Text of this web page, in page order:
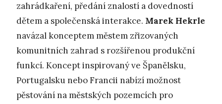
zahrádkaření, předání znalostí a dovedností
dětem a společenská interakce. Marek Hekrle
navázal konceptem městem zřizovaných
komunitních zahrad s rozšířenou produkční
funkcí. Koncept inspirovaný ve Španělsku,
Portugalsku nebo Francii nabízí možnost
pěstování na městských pozemcích pro